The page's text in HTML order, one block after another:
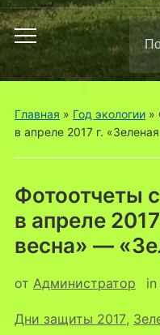
Переключить
мобильное
меню
по:
Главная » Год экологии»
в апреле 2017 г.
Фотоотчеты
в апреле
весна» —
от Администратор in
Дни защиты 2017,